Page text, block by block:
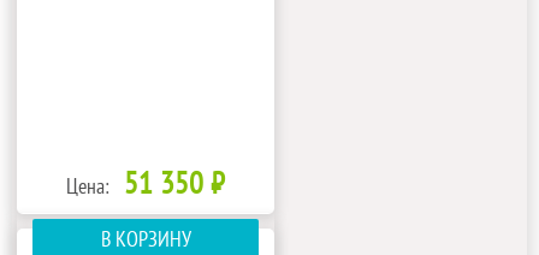
Цена: 51 350 ₽
В КОРЗИНУ